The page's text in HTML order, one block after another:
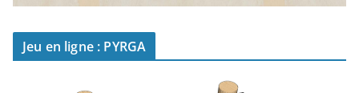
Jeu en ligne : PYRGA